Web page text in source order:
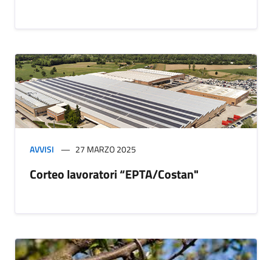
AVVISI 27 MARZO 2025
Corteo lavoratori “EPTA/Costan"